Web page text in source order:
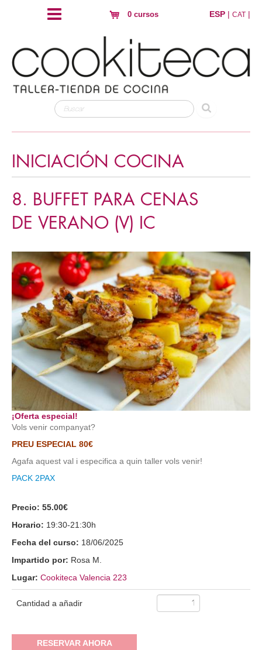
0 cursos ESP | CAT |
INICIACIÓN COCINA
8. BUFFET PARA CENAS
DE VERANO (V) IC
¡Oferta especial!
Vols venir companyat?
PREU ESPECIAL 80€
Agafa aquest val i especifica a quin taller vols venir!
PACK 2PAX
Precio: 55.00€
Horario: 19:30-21:30h
Fecha del curso: 18/06/2025
Impartido por: Rosa M.
Lugar: Cookiteca Valencia 223
Cantidad a añadir
RESERVAR AHORA